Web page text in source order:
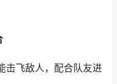
击飞敌人，配合队友进